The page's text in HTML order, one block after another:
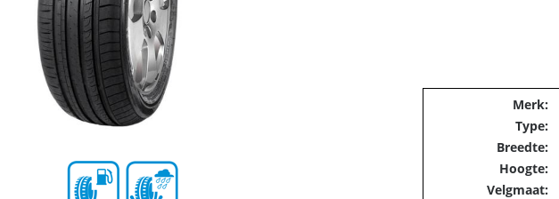
Merk:
Type:
Breedte:
Hoogte:
Velgmaat: